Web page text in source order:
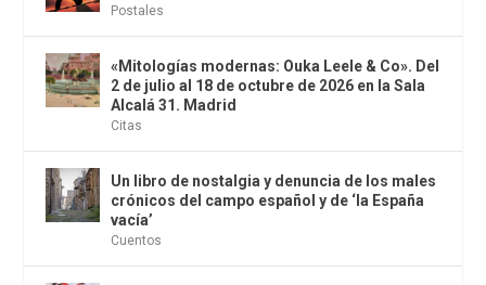
Postales
«Mitologías modernas: Ouka Leele & Co». Del
2 de julio al 18 de octubre de 2026 en la Sala
Alcalá 31. Madrid
Citas
Un libro de nostalgia y denuncia de los males
crónicos del campo español y de ‘la España
vacía’
Cuentos